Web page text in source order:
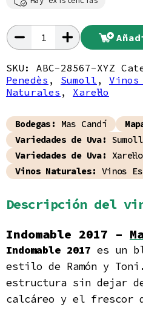
Indomable
2017
SKU: ABC-28567-XYZ
Penedès , Sumoll , Vinos
Naturales , Xarel·lo
Bodegas: Mas Candí
Variedades de Uva: Sumoll
Variedades de Uva:
Xarel·lo
Vinos Naturales: Vinos
Descripción del
Indomable 2017 –
Indomable 2017 es un
estilo de Ramón y
estructura sin dejar
calcáreo y el frescor